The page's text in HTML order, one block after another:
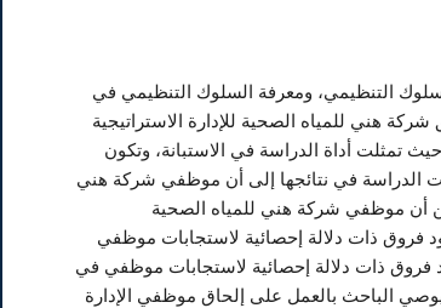
التنظيمي، ومعرفة السلوك التنظيمي في
هني للمياه الصحية للإدارة الاستراتيجية
تمثلت أداة الدراسة في الاستبانة، وتكون
الصحية بمحافظة الخرج والبالغ عددهم (100) موظف. وتوصلت الدراسة في نتائجها إلى أن موظفي شركة هني
تطبيق الإدارة الاستراتيجية بمتوسط حسابي عام بلغ (4.05 من 5.00)، كما تبين أن موظفي شركة هني للمياه الصحية
5.00)، وأشارت نتائج الفروق عدم وجود فروق ذات دلالة إحصائية لاستجابات موظفي
فروق ذات دلالة إحصائية لاستجابات موظفي في
الباحث بالعمل على إلحاق موظفي الإدارة